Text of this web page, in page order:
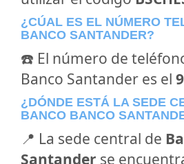
¿CÚAL ES EL NÚMERO
BANCO SANTANDER?
☎️ El número de
Banco Santander es el
¿DÓNDE ESTÁ LA SEDE
BANCO BANCO
📍 La sede central de
Santander se